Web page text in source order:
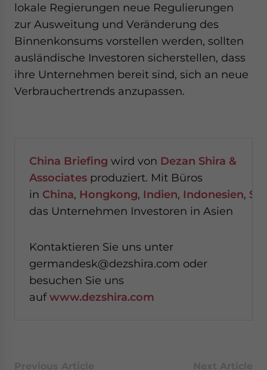
lokale Regierungen neue Regulierungen
zur Ausweitung und Veränderung des
Binnenkonsums vorstellen werden, sollten
ausländische Investoren sicherstellen, dass
ihre Unternehmen bereit sind, sich an neue
Verbrauchertrends anzupassen.
China Briefing wird von Dezan Shira &
Associates produziert. Mit Büros
in China, Hongkong, Indien, Indonesien,
das Unternehmen Investoren in Asien
Kontaktieren Sie uns unter
germandesk@dezshira.com oder
besuchen Sie uns
aufwww.dezshira.com